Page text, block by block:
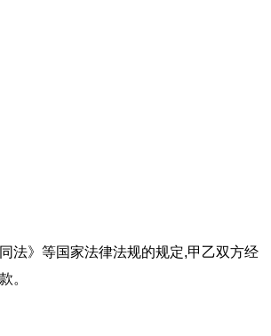
法》等国家法律法规的规定,甲乙双方经
。